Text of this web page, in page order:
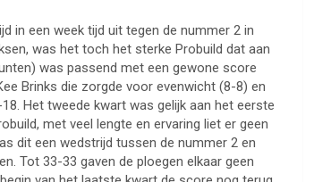
in een week tijd uit tegen de nummer 2 in
was het toch het sterke Probuild dat aan
was passend met een gewone score
Brinks die zorgde voor evenwicht (8-8) en
Het tweede kwart was gelijk aan het eerste
met veel lengte en ervaring liet er geen
dit een wedstrijd tussen de nummer 2 en
Tot 33-33 gaven de ploegen elkaar geen